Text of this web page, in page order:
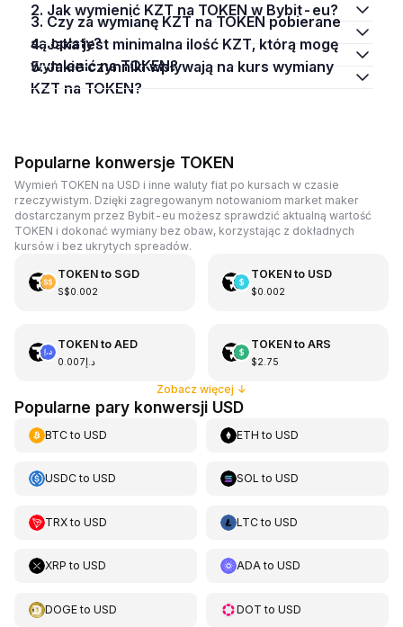
2. Jak wymienić KZT na TOKEN w Bybit-eu?
3. Czy za wymianę KZT na TOKEN pobierane
są opłaty?
4. Jaka jest minimalna ilość KZT, którą mogę
wymienić na TOKEN?
5. Jakie czynniki wpływają na kurs wymiany
KZT na TOKEN?
Popularne konwersje TOKEN
Wymień TOKEN na USD i inne waluty fiat po kursach w czasie
rzeczywistym. Dzięki zagregowanym notowaniom market maker
dostarczanym przez Bybit-eu możesz sprawdzić aktualną wartość
TOKEN i dokonać wymiany bez obaw, korzystając z dokładnych
kursów i bez ukrytych spreadów.
TOKENto SGD
S$0.002
TOKENto USD
$0.002
TOKENto AED
د.إ0.007
TOKENto ARS
$2.75
Zobacz więcej ↓
Popularne pary konwersji USD
BTCto USD ETH toUSD
USDCto USD SOL toUSD
TRXto USD LTCtoUSD
XRP to USD ADAtoUSD
DOGEto USD DOT toUSD